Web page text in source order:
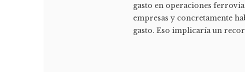
gasto en operaciones
empresas y concretamente
gasto. Eso implicaría un